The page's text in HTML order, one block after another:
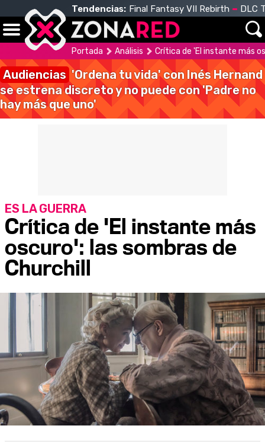
Tendencias: Final Fantasy VII Rebirth DLC
Portada Análisis Crítica de 'El instante más
Audiencias 'Ordena tu vida' con Inés Hernand
se estrena discreto y no puede con 'Padre no
hay más que uno'
Crítica de 'El instante más
oscuro': las sombras de
Churchill
ES LA GUERRA